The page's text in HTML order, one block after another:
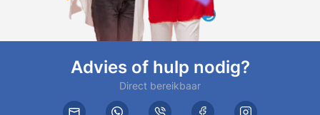
Advies of hulp nodig?
Direct bereikbaar